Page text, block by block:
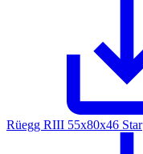
Rüegg RIII 55x80x46 Star